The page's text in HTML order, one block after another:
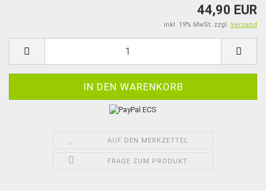
44,90 EUR
inkl. 19% MwSt. zzgl. Versand
AUF DEN MERKZETTEL
FRAGE ZUM PRODUKT